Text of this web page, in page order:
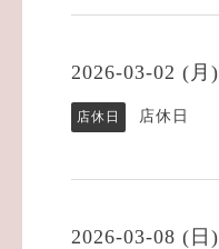
2026-03-02 (月)
店休日 店休日
2026-03-08 (日)